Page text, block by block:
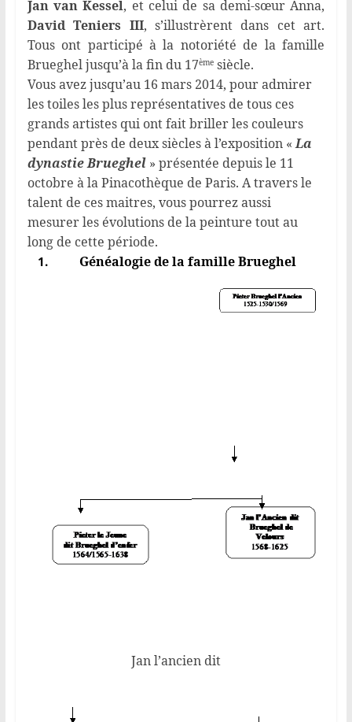
Jan van Kessel, et celui de sa demi-sœur Anna,
David Teniers III, s’illustrèrent dans cet art.
Tous ont participé à la notoriété de la famille
Brueghel jusqu’à la fin du 17èmesiècle.
Vous avez jusqu’au 16 mars 2014, pour admirer
les toiles les plus représentatives de tous ces
grands artistes qui ont fait briller les couleurs
pendant près de deux siècles à l’exposition «La
dynastie Brueghel» présentée depuis le 11
octobre à la Pinacothèque de Paris. A travers le
talent de ces maitres, vous pourrez aussi
mesurer les évolutions de la peinture tout au
long de cette période.
Généalogie de la famille Brueghel
Jan l’ancien dit